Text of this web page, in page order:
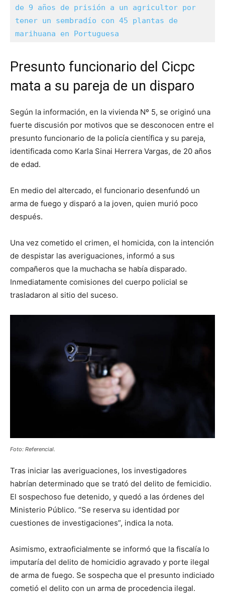
de 9 años de prisión a un agricultor por
tener un sembradío con 45 plantas de
marihuana en Portuguesa
Presunto funcionario del Cicpc
mata a su pareja de un disparo
Según la información, en la vivienda Nº 5, se originó una
fuerte discusión por motivos que se desconocen entre el
presunto funcionario de la policía científica y su pareja,
identificada como Karla Sinai Herrera Vargas, de 20 años
de edad.
En medio del altercado, el funcionario desenfundó un
arma de fuego y disparó a la joven, quien murió poco
después.
Una vez cometido el crimen, el homicida, con la intención
de despistar las averiguaciones, informó a sus
compañeros que la muchacha se había disparado.
Inmediatamente comisiones del cuerpo policial se
trasladaron al sitio del suceso.
Foto: Referencial.
Tras iniciar las averiguaciones, los investigadores
habrían determinado que se trató del delito de femicidio.
El sospechoso fue detenido, y quedó a las órdenes del
Ministerio Público. “Se reserva su identidad por
cuestiones de investigaciones”, indica la nota.
Asimismo, extraoficialmente se informó que la fiscalía lo
imputaría del delito de homicidio agravado y porte ilegal
de arma de fuego. Se sospecha que el presunto indiciado
cometió el delito con un arma de procedencia ilegal.